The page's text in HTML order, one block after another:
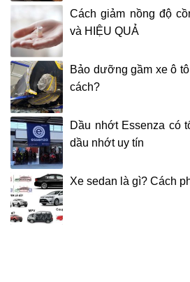
Cách giảm nồng độ
và HIỆU QUẢ
Bảo dưỡng gầm xe ô
cách?
Dầu nhớt Essenza có
dầu nhớt uy tín
Xe sedan là gì? Cách